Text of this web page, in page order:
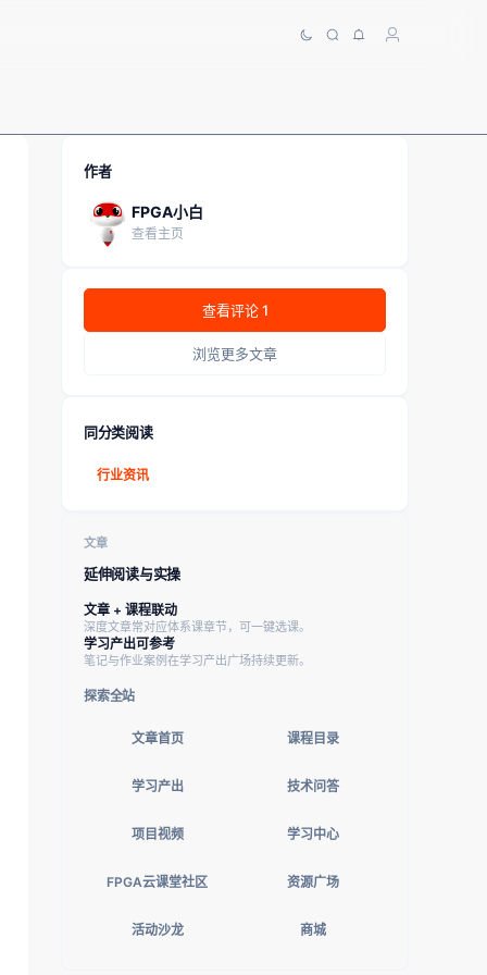
作者
FPGA小白
查看主页
查看评论 1
浏览更多文章
同分类阅读
行业资讯
文章
延伸阅读与实操
文章 + 课程联动
深度文章常对应体系课章节，可一键选课。
学习产出可参考
笔记与作业案例在学习产出广场持续更新。
探索全站
文章首页 课程目录
学习产出 技术问答
项目视频 学习中心
FPGA云课堂社区 资源广场
活动沙龙 商城